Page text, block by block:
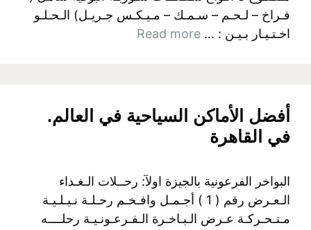
فـراخ – لـحـم – سـمـك – مـيـكـس جـريـل) الـحـلـو
اخـتـيـار بـيـن : … Read more
أفضل الأماكن السياحية في العالم.
في القاهرة
البواخر الفرعونية بالجيزة اولآ: رحــلات الـغـداء
الـعـرض رقم ( 1 ) أجـمـل وافـخـم رحـلـة نـيـلـيـة
مـتـحـركـة عـرض الـبـاخـرة الـفـرعـونـيـة رحلــــه